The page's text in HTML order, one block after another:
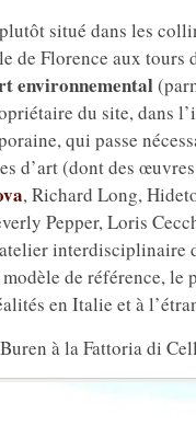
situé dans les
de Florence aux tours
environnemental
du site, dans
qui passe
d’art (dont des
, Richard Long,
Pepper, Loris
interdisciplinaire
de référence,
en Italie et à
à la Fattoria di